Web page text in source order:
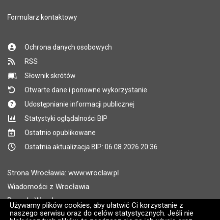
Używamy plików cookies, aby ułatwić Ci korzystanie z
naszego serwisu oraz do celów statystycznych. Jeśli nie
Formularz kontaktowy
Ochrona danych osobowych
RSS
Słownik skrótów
Otwarte dane i ponowne wykorzystanie
Udostępnianie informacji publicznej
Statystyki oglądalności BIP
Ostatnio opublikowane
Ostatnia aktualizacja BIP: 06.08.2026 20:36
Strona Wrocławia: www.wroclaw.pl
Wiadomości z Wrocławia
Pogoda Wrocław
Rozkłady jazdy MPK Wrocław